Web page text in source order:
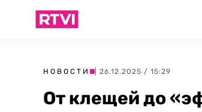
НОВОСТИ | 26.12.2025 / 15:29
От клещей до